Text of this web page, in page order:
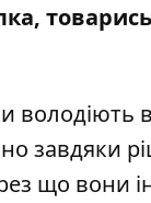
завдяки
що вони